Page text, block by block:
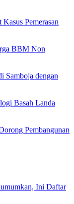
Pemerasan
BBM Non
Samboja dengan
Basah Landa
Pembangunan
Ini Daftar